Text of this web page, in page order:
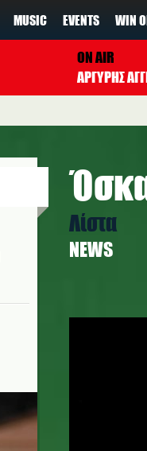
MUSIC EVENTS WIN
ON AIR
ΑΡΓΥΡΗΣ
Λίστα
NEWS